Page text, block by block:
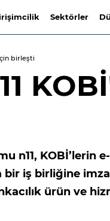
Sektörler
birleşti
n11,
bir iş birliğine
ürün ve